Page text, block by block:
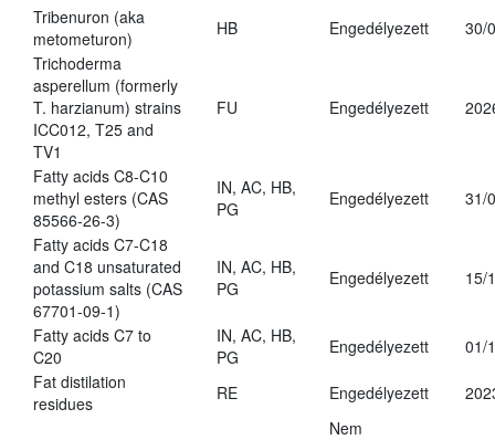
Tribenuron (aka
metometuron)
HB Engedélyezett
30/
Trichoderma
asperellum (formerly
T. harzianum) strains
ICC012, T25 and
TV1
FU Engedélyezett
Fatty acids C8-C10
methyl esters (CAS
85566-26-3)
IN, AC, HB,
PG
Engedélyezett 31/
Fatty acids C7-C18
and C18 unsaturated
potassium salts (CAS
67701-09-1)
IN, AC, HB,
PG
Engedélyezett 15/
Fatty acids C7 to
C20
IN, AC, HB,
PG
Engedélyezett
01/
Fat distilation
residues
RE Engedélyezett
Nem